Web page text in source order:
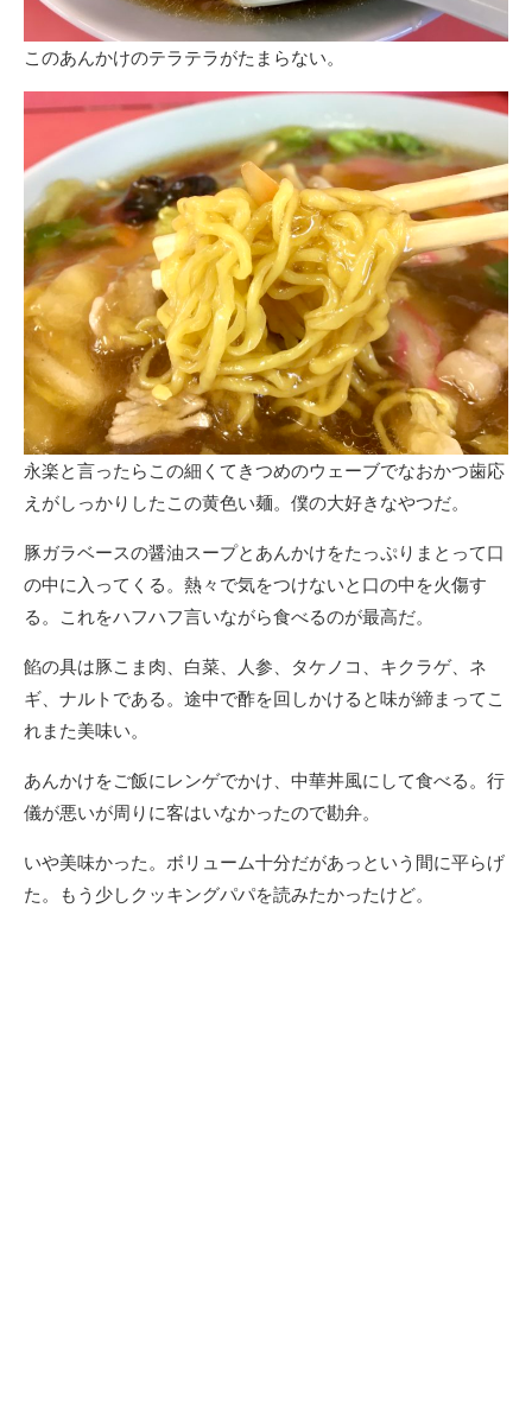
このあんかけのテラテラがたまらない。
永楽と言ったらこの細くてきつめのウェーブでなおかつ歯応
えがしっかりしたこの黄色い麺。僕の大好きなやつだ。
豚ガラベースの醤油スープとあんかけをたっぷりまとって口
の中に入ってくる。熱々で気をつけないと口の中を火傷す
る。これをハフハフ言いながら食べるのが最高だ。
餡の具は豚こま肉、白菜、人参、タケノコ、キクラゲ、ネ
ギ、ナルトである。途中で酢を回しかけると味が締まってこ
れまた美味い。
あんかけをご飯にレンゲでかけ、中華丼風にして食べる。行
儀が悪いが周りに客はいなかったので勘弁。
いや美味かった。ボリューム十分だがあっという間に平らげ
た。もう少しクッキングパパを読みたかったけど。